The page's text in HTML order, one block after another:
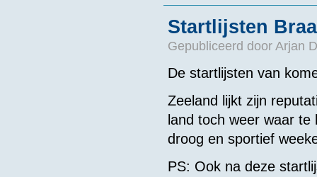
Startlijsten
Gepubliceerd door Arjan
De startlijsten van
Zeeland lijkt zijn
land toch weer waar
droog en sportief
PS: Ook na deze